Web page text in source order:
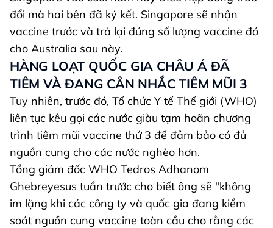
đổi mà hai bên đã ký kết. Singapore sẽ nhận
vaccine trước và trả lại đúng số lượng vaccine đó
cho Australia sau này.
HÀNG LOẠT QUỐC GIA CHÂU Á ĐÃ
TIÊM VÀ ĐANG CÂN NHẮC TIÊM MŨI 3
Tuy nhiên, trước đó, Tổ chức Y tế Thế giới (WHO)
liên tục kêu gọi các nước giàu tạm hoãn chương
trình tiêm mũi vaccine thứ 3 để đảm bảo có đủ
nguồn cung cho các nước nghèo hơn.
Tổng giám đốc WHO Tedros Adhanom
Ghebreyesus tuần trước cho biết ông sẽ "không
im lặng khi các công ty và quốc gia đang kiểm
soát nguồn cung vaccine toàn cầu cho rằng các